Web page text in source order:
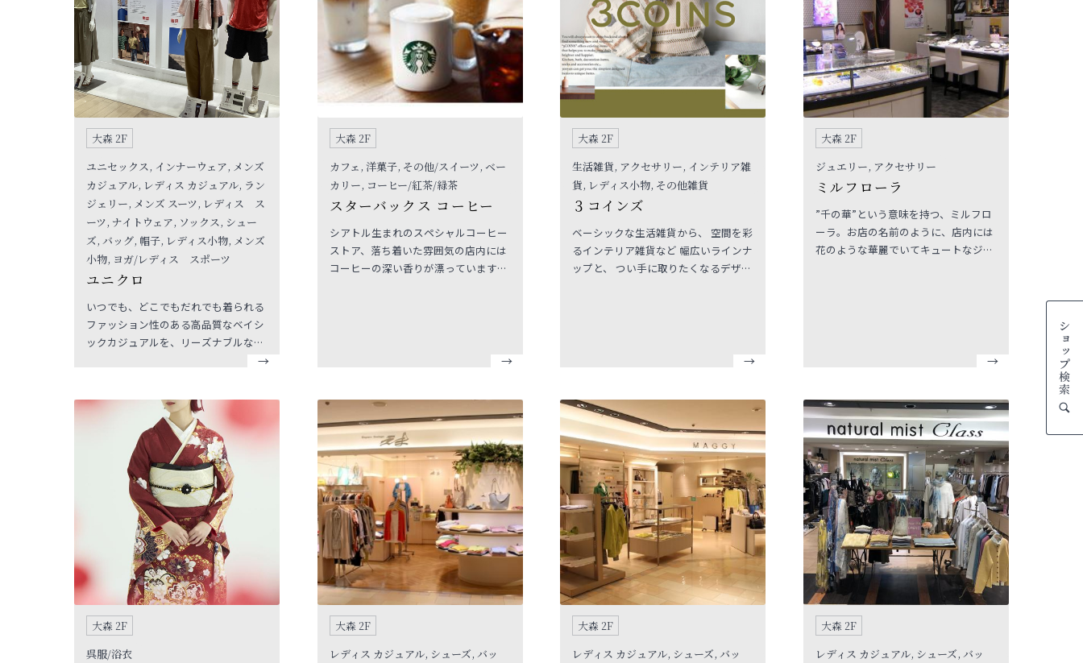
大森 2F
ユニセックス, インナーウェア, メンズ
カジュアル, レディス カジュアル, ラン
ジェリー, メンズ スーツ, レディス ス
ーツ, ナイトウェア, ソックス, シュー
ズ, バッグ, 帽子, レディス小物, メンズ
小物, ヨガ/レディス スポーツ
ユニクロ
いつでも、どこでもだれでも着られる
ファッション性のある高品質なベイシ
ックカジュアルを、リーズナブルな価
大森 2F
カフェ, 洋菓子, その他/スイーツ, ベー
カリー, コーヒー/紅茶/緑茶
スターバックス コーヒー
シアトル生まれのスペシャルコーヒー
ストア、落ち着いた雰囲気の店内には
コーヒーの深い香りが漂っています。
大森 2F
生活雑貨, アクセサリー, インテリア雑
貨, レディス小物, その他雑貨
３コインズ
ベーシックな生活雑貨から、 空間を彩
るインテリア雑貨など 幅広いラインナ
ップと、 つい手に取りたくなるデザイ
貨・服飾雑貨・ モバイルアイテム・キ
ます！
大森 2F
ジュエリー, アクセサリー
ミルフローラ
”千の華”という意味を持つ、ミルフロ
ーラ。お店の名前のように、店内には
花のような華麗でいてキュートなジュ
大森 2F
呉服/浴衣
大森 2F
レディス カジュアル, シューズ, バッ
大森 2F
レディス カジュアル, シューズ, バッ
大森 2F
レディス カジュアル, シューズ, バッ